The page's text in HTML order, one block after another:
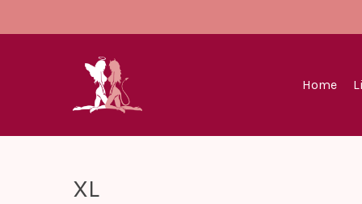
Home
XL